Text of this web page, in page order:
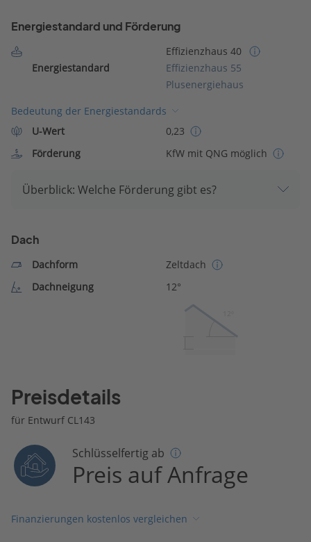
Energiestandard und Förderung
Energiestandard
Effizienzhaus 40
Effizienzhaus 55
Plusenergiehaus
Bedeutung der Energiestandards
U-Wert
0,23
Förderung
KfW mit QNG möglich
Überblick: Welche Förderung gibt es?
Dach
Dachform
Zeltdach
Dachneigung
12°
Preisdetails
für Entwurf CL143
Schlüsselfertig ab
Preis auf Anfrage
Finanzierungen kostenlos vergleichen